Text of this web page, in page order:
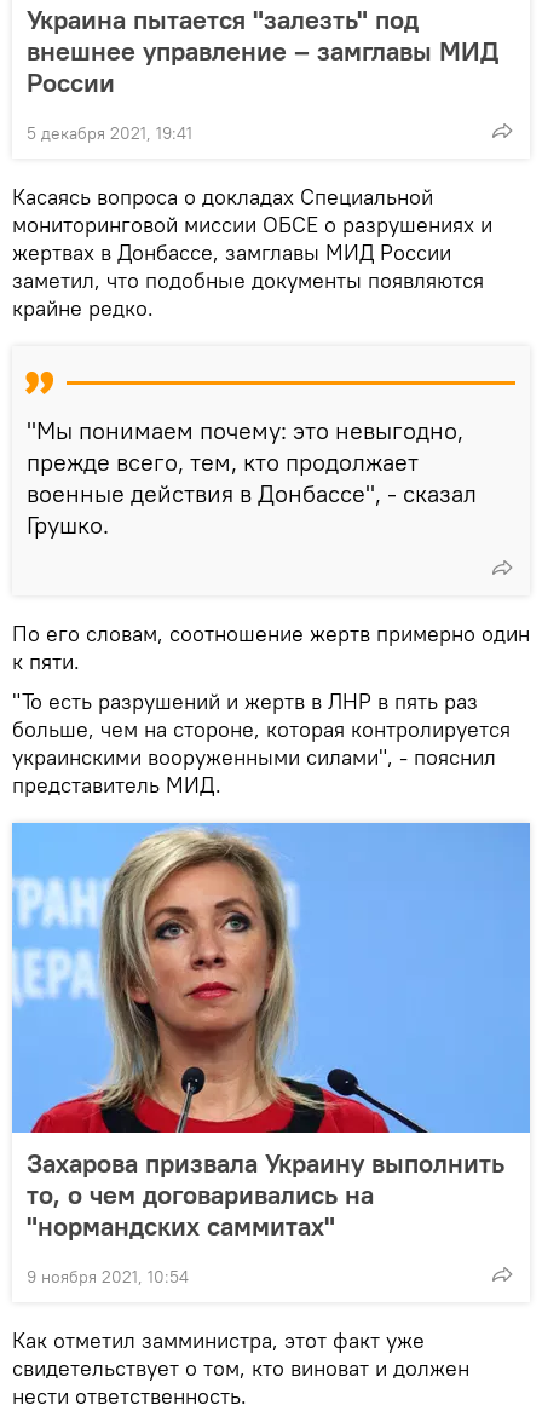
Украина пытается "залезть" под
внешнее управление – замглавы МИД
России
5 декабря 2021, 19:41
Касаясь вопроса о докладах Специальной
мониторинговой миссии ОБСЕ о разрушениях и
жертвах в Донбассе, замглавы МИД России
заметил, что подобные документы появляются
крайне редко.
"Мы понимаем почему: это невыгодно,
прежде всего, тем, кто продолжает
военные действия в Донбассе", - сказал
Грушко.
По его словам, соотношение жертв примерно один
к пяти.
"То есть разрушений и жертв в ЛНР в пять раз
больше, чем на стороне, которая контролируется
украинскими вооруженными силами", - пояснил
представитель МИД.
Захарова призвала Украину выполнить
то, о чем договаривались на
"нормандских саммитах"
9 ноября 2021, 10:54
Как отметил замминистра, этот факт уже
свидетельствует о том, кто виноват и должен
нести ответственность.